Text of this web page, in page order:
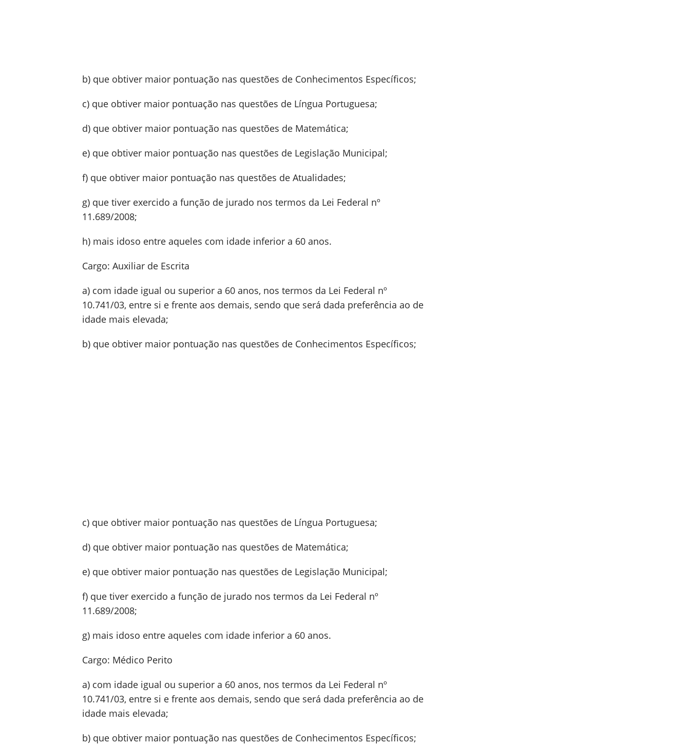
b) que obtiver maior pontuação nas questões de Conhecimentos Específicos;
c) que obtiver maior pontuação nas questões de Língua Portuguesa;
d) que obtiver maior pontuação nas questões de Matemática;
e) que obtiver maior pontuação nas questões de Legislação Municipal;
f) que obtiver maior pontuação nas questões de Atualidades;
g) que tiver exercido a função de jurado nos termos da Lei Federal nº
11.689/2008;
h) mais idoso entre aqueles com idade inferior a 60 anos.
Cargo: Auxiliar de Escrita
a) com idade igual ou superior a 60 anos, nos termos da Lei Federal nº
10.741/03, entre si e frente aos demais, sendo que será dada preferência ao de
idade mais elevada;
b) que obtiver maior pontuação nas questões de Conhecimentos Específicos;
c) que obtiver maior pontuação nas questões de Língua Portuguesa;
d) que obtiver maior pontuação nas questões de Matemática;
e) que obtiver maior pontuação nas questões de Legislação Municipal;
f) que tiver exercido a função de jurado nos termos da Lei Federal nº
11.689/2008;
g) mais idoso entre aqueles com idade inferior a 60 anos.
Cargo: Médico Perito
a) com idade igual ou superior a 60 anos, nos termos da Lei Federal nº
10.741/03, entre si e frente aos demais, sendo que será dada preferência ao de
idade mais elevada;
b) que obtiver maior pontuação nas questões de Conhecimentos Específicos;